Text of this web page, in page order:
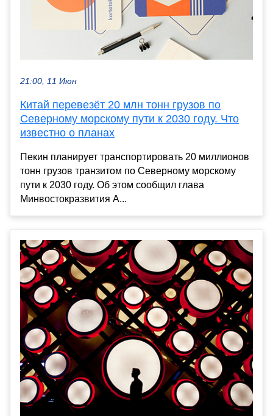
21:00, 11 Июн
Китай перевезёт 20 млн тонн грузов по
Северному морскому пути к 2030 году. Что
известно о планах
Пекин планирует транспортировать 20 миллионов
тонн грузов транзитом по Северному морскому
пути к 2030 году. Об этом сообщил глава
Минвостокразвития А...